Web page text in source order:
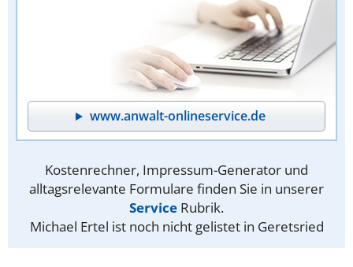
www.anwalt-onlineservice.de
Kostenrechner, Impressum-Generator und
alltagsrelevante Formulare finden Sie in unserer
Service Rubrik.
Michael Ertel ist noch nicht gelistet in Geretsried